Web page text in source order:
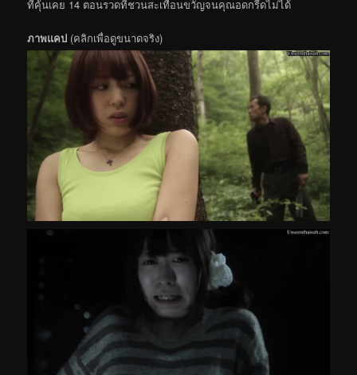
ที่คุ้นเคย 14 ตอนรวดที่ชวนสะเทือนขวัญจนคุณอดกรี๊ดไม่ได้
ภาพแคป (คลิกเพื่อดูขนาดจริง)